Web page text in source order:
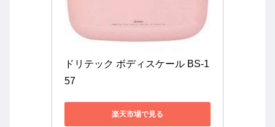
ドリテック ボディスケール BS-1
57
楽天市場で見る